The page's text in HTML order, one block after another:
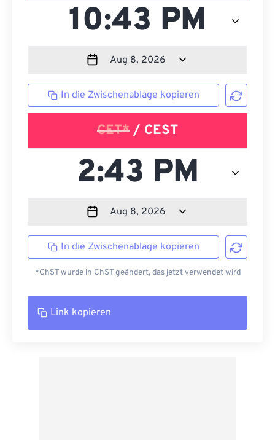
In die Zwischenablage kopieren
CET* / CEST
In die Zwischenablage kopieren
*ChST wurde in ChST geändert, das jetzt verwendet wird
Link kopieren